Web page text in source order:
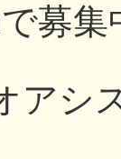
募集
アシ